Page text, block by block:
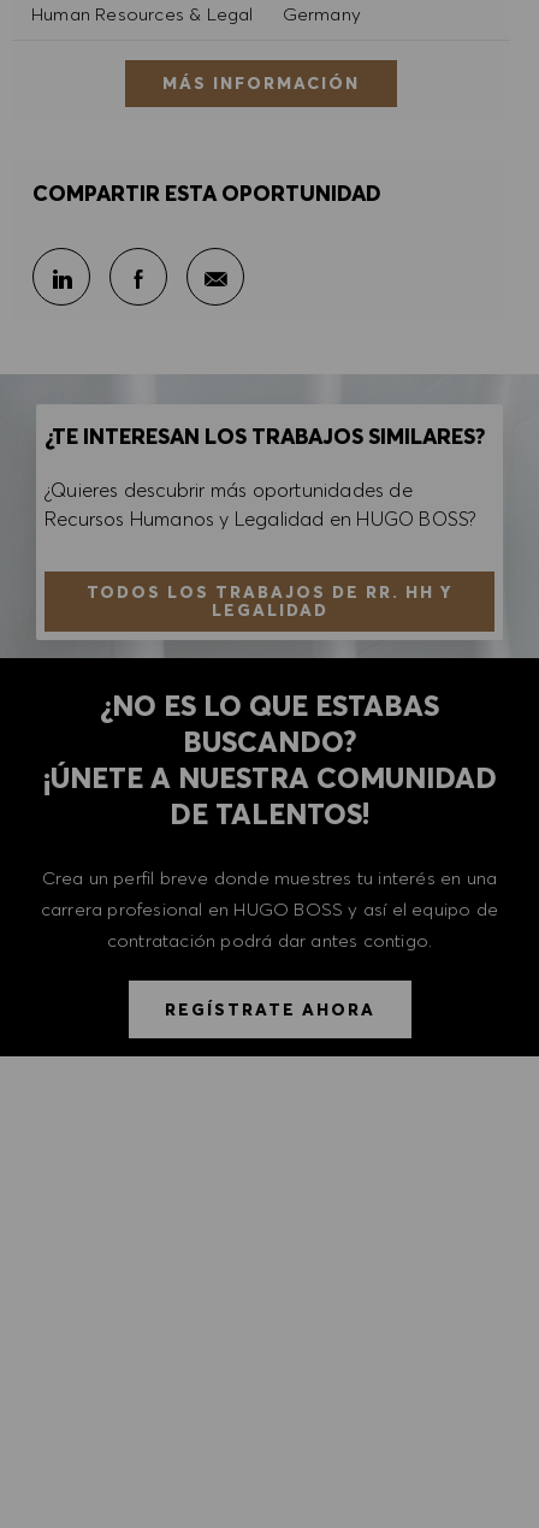
Categoría
Human Resources & Legal Germany
MÁS INFORMACIÓN
COMPARTIR ESTA OPORTUNIDAD
Compartir en LinkedIn
Compartir en Facebook
Compartir por correo
¿TE INTERESAN LOS TRABAJOS SIMILARES?
¿Quieres descubrir más oportunidades de
Recursos Humanos y Legalidad en HUGO BOSS?
TODOS LOS TRABAJOS DE RR. HH Y
LEGALIDAD
¿NO ES LO QUE ESTABAS
BUSCANDO?
​​​​​​​¡ÚNETE A NUESTRA COMUNIDAD
DE TALENTOS!
Crea un perfil breve donde muestres tu interés en una
carrera profesional en HUGO BOSS y así el equipo de
contratación podrá dar antes contigo.
REGÍSTRATE AHORA